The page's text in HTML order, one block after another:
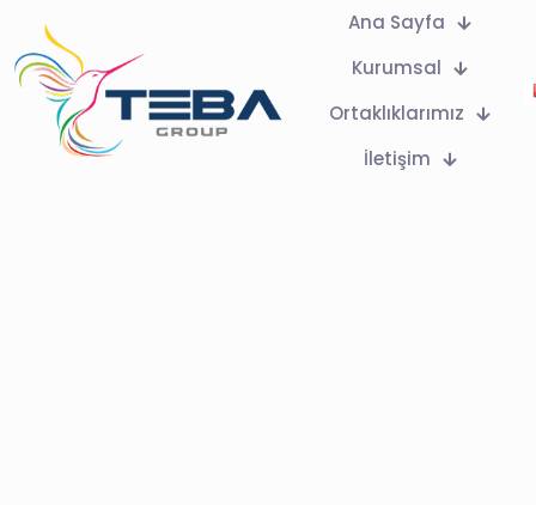
Ana Sayfa
Kurumsal
Ortaklıklarımız
İletişim